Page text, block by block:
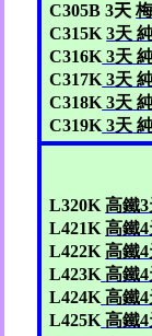
C305B 3天
C315K 3天
C316K 3天
C317K 3天
C318K 3天
C319K 3天
L320K 高鐵3
L421K 高鐵4
L422K 高鐵4
L423K 高鐵4
L424K 高鐵4
L425K 高鐵4